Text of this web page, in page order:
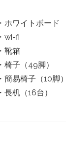
ホワイトボード
wi-fi
靴箱
椅子（49脚）
簡易椅子（10脚）
長机（16台）